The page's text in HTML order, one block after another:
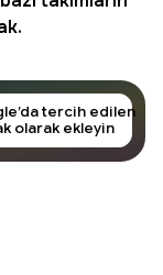
tercih edilen
olarak ekleyin